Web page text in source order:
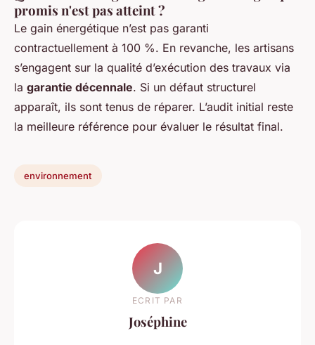
promis n'est pas atteint ?
Le gain énergétique n’est pas garanti
contractuellement à 100 %. En revanche, les artisans
s’engagent sur la qualité d’exécution des travaux via
la garantie décennale. Si un défaut structurel
apparaît, ils sont tenus de réparer. L’audit initial reste
la meilleure référence pour évaluer le résultat final.
environnement
J
ECRIT PAR
Joséphine